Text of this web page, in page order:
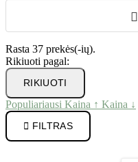

Rasta 37 prekės(-ių).
Rikiuoti pagal:
RIKIUOTI
Populiariausi Kaina ↑ Kaina ↓
 FILTRAS